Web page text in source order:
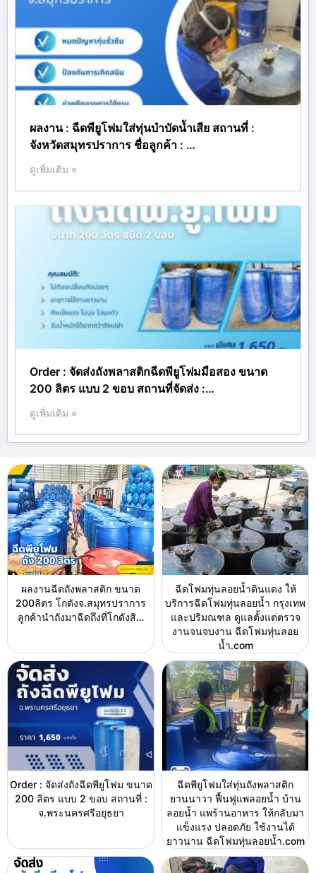
ผลงาน : ฉีดพียูโฟมใส่ทุ่นบำบัดน้ำเสีย สถานที่ :
จังหวัดสมุทรปราการ ชื่อลูกค้า : …
ดูเพิ่มเติม »
Order : จัดส่งถังพลาสติกฉีดพียูโฟมมือสอง ขนาด
200 ลิตร แบบ 2 ขอบ สถานที่จัดส่ง :…
ดูเพิ่มเติม »
ผลงานฉีดถังพลาสติก ขนาด
200ลิตร โกดังจ.สมุทรปราการ
ลูกค้านำถังมาฉีดถึงที่โกดังสิ…
ฉีดโฟมทุ่นลอยน้ำดินแดง ให้
บริการฉีดโฟมทุ่นลอยน้ำ กรุงเทพ
และปริมณฑล ดูแลตั้งแต่ตรวจ
งานจนจบงาน ฉีดโฟมทุ่นลอย
น้ำ.com
Order : จัดส่งถังฉีดพียูโฟม ขนาด
200 ลิตร แบบ 2 ขอบ สถานที่ :
จ.พระนครศรีอยุธยา
ฉีดพียูโฟมใส่ทุ่นถังพลาสติก
ยานนาวา ฟื้นฟูแพลอยน้ำ บ้าน
ลอยน้ำ แพร้านอาหาร ให้กลับมา
แข็งแรง ปลอดภัย ใช้งานได้
ยาวนาน ฉีดโฟมทุ่นลอยน้ำ.com